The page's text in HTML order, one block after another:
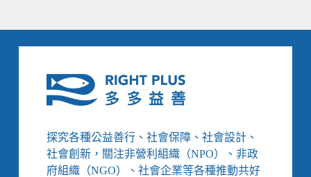
探究各種公益善行、社會保障、社會設計、
社會創新，關注非營利組織（NPO）、非政
府組織（NGO）、社會企業等各種推動共好